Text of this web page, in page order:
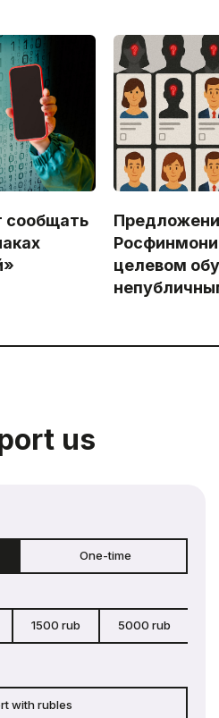
сообщать
целевом
us
One-time
1500 rub 5000 rub
with rubles